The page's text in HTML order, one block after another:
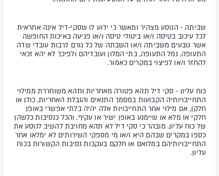
שביתה - הנוסע מצהיר ומאשר כי ידוע לו שסקי-דיל אינה אחראית
לכל עיכוב בטיסה ו/או ביטולי טיסה ו/או פגיעה באיכות החופשה
אשר נובעים משביתה ו/או השבתה של כל גורם לרבות עובדי שדה
התעופה, נמל התעופה, בתי המלון ועובדיהם ולפיכך לא יהא זכאי
להחזר ו/או לפיצוי במקרים כאמור.
כוח עליון - סקי דיל תהא פטורה מאחריות ותהא משוחררת ממילוי
התחייבויותיה הקבועות במסמך התנאים והגבלת האחריות, כולן או
חלקן, אם מילוי אחר התחייבויות אלה יהיה בלתי אפשרי באופן
חלקי או מלא או שיימנע באופן ישיר או עקיף, והכל כנסיבות כלשהן
של כוח עליון. מובהר כי סקי דיל לא תהא מחויבת להשיב לנוסע את
כספו במקרים שבהם היא ו/או מי מספקי השירותים לא ימלאו אחר
התחייבויותיהם במלואם או חלקם בעקבות נסיבות הקשורות בכוח
עליון.